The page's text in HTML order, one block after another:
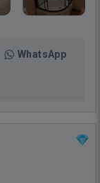
WhatsApp